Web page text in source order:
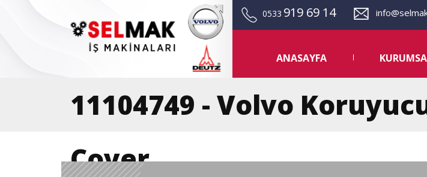
0533 919 69 14
ANASAYFA
11104749 - Volvo
Cover